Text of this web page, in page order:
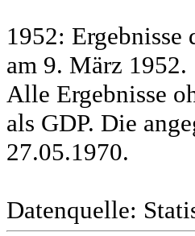
1952: Ergebnisse
am 9. März 1952.
Alle Ergebnisse
als GDP. Die
27.05.1970.
Datenquelle: